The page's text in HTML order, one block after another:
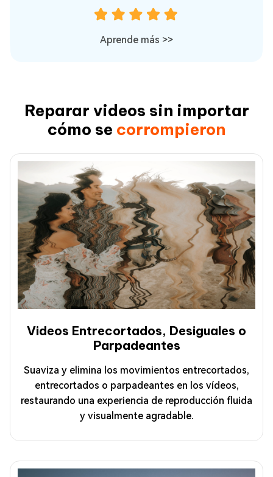
Aprende más >>
Reparar videos sin importar
cómo se corrompieron
Videos Entrecortados, Desiguales o
Parpadeantes
Suaviza y elimina los movimientos entrecortados,
entrecortados o parpadeantes en los vídeos,
restaurando una experiencia de reproducción fluida
y visualmente agradable.